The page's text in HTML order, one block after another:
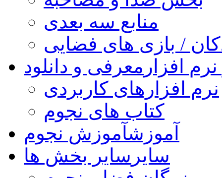
منابع سه بعدی
/ بازی های فضایی
افزار معرفی و دانلود
نرم افزارهای کاربردی
کتاب های نجوم
آموزشآموزش نجوم
سایر سایر بخش ها